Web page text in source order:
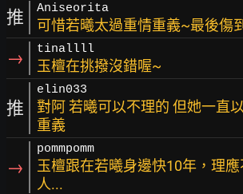
推 Aniseorita
可惜若曦太過重情重義~最後傷
→ tinallll
玉檀在挑撥沒錯喔~
推
elin033
對阿 若曦可以不理的 但她一直
重義
→
pommpomm
玉檀跟在若曦身邊快10年，理
人...